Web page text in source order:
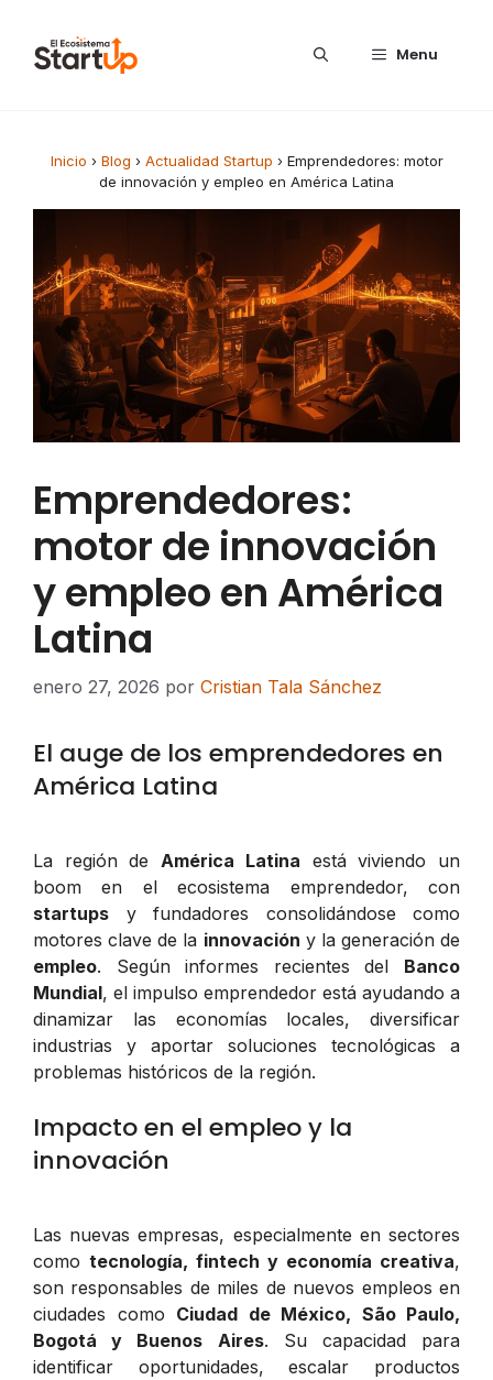
Menu
Inicio › Blog › Actualidad Startup › Emprendedores: motor
de innovación y empleo en América Latina
Emprendedores:
motor de innovación
y empleo en América
Latina
enero 27, 2026 por Cristian Tala Sánchez
El auge de los emprendedores en
América Latina
La región de América Latina está viviendo un
boom en el ecosistema emprendedor, con
startups y fundadores consolidándose como
motores clave de la innovación y la generación de
empleo. Según informes recientes del Banco
Mundial, el impulso emprendedor está ayudando a
dinamizar las economías locales, diversificar
industrias y aportar soluciones tecnológicas a
problemas históricos de la región.
Impacto en el empleo y la
innovación
Las nuevas empresas, especialmente en sectores
como tecnología, fintech y economía creativa,
son responsables de miles de nuevos empleos en
ciudades como Ciudad de México, São Paulo,
Bogotá y Buenos Aires. Su capacidad para
identificar oportunidades, escalar productos